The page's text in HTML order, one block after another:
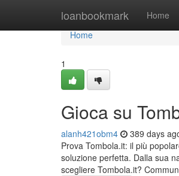
loanbookmark Home
Home
Home
1
Gioca su
alanh421obm4 389 days
Prova Tombola.it: il più
soluzione perfetta. Dalla sua
scegliere Tombola.it?